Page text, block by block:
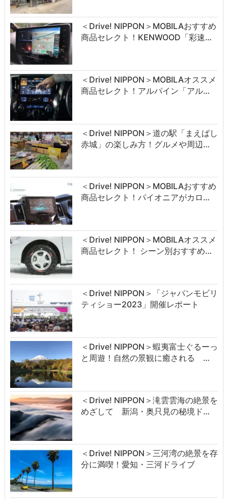
＜Drive! NIPPON＞MOBILAおすすめ
商品セレクト！KENWOOD「彩速…
＜Drive! NIPPON＞MOBILAオススメ
商品セレクト！アルパイン「アル…
＜Drive! NIPPON＞道の駅「まえばし
赤城」の楽しみ方！グルメや周辺…
＜Drive! NIPPON＞MOBILAおすすめ
商品セレクト！パイオニアがカロ…
＜Drive! NIPPON＞MOBILAオススメ
商品セレクト！ シーン別おすすめ…
＜Drive! NIPPON＞「ジャパンモビリ
ティショー2023」開催レポート
＜Drive! NIPPON＞蝦夷富士ぐるーっ
と周遊！自然の景観に癒される …
＜Drive! NIPPON＞滝雲雲海の絶景を
めざして 新潟・奥只見の秘境ド…
＜Drive! NIPPON＞三河湾の絶景を存
分に満喫！愛知・三河ドライブ